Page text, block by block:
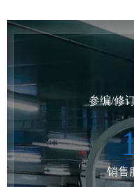
参编/修
销售